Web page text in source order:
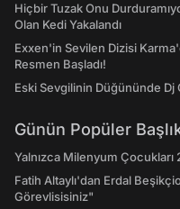
Hiçbir Tuzak Onu
Olan Kedi Yakalandı
Exxen'in Sevilen Dizisi
Resmen Başladı!
Eski Sevgilinin Düğününde Dj
Günün Popüler
Yalnızca Milenyum
Fatih Altaylı'dan Erdal
Görevlisisiniz"